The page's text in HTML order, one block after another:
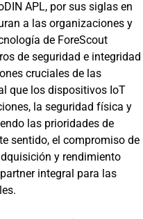
APL, por sus siglas en
a las organizaciones y
de ForeScout
de seguridad e integridad
cruciales de las
que los dispositivos IoT
la seguridad física y
las prioridades de
sentido, el compromiso de
y rendimiento
integral para las